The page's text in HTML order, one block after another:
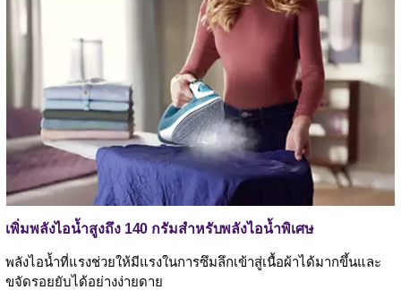
เพิ่มพลังไอน้ำสูงถึง 140 กรัมสำหรับพลังไอน้ำพิเศษ
พลังไอน้ำที่แรงช่วยให้มีแรงในการซึมลึกเข้าสู่เนื้อผ้าได้มากขึ้นและ
ขจัดรอยยับได้อย่างง่ายดาย